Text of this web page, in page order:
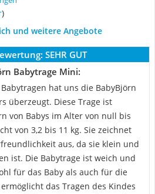
)
und weitere Angebote
SEHR GUT
Babytrage Mini:
hat uns die BabyBjörn
überzeugt. Diese Trage ist
von Babys im Alter von null bis
von 3,2 bis 11 kg. Sie zeichnet
aus, da sie klein und
ist. Die Babytrage ist weich und
für das Baby als auch für die
das Tragen des Kindes